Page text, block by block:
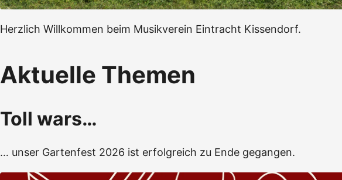
Herzlich Willkommen beim Musikverein Eintracht Kissendorf.
Aktuelle Themen
Toll wars…
… unser Gartenfest 2026 ist erfolgreich zu Ende gegangen.